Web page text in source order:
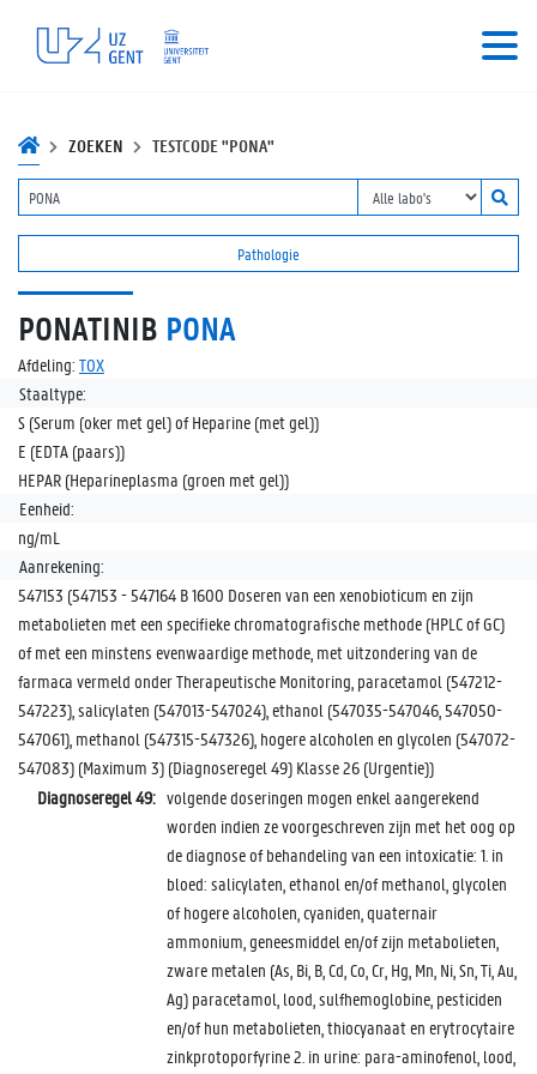
ZOEKEN TESTCODE "PONA"
Pathologie
PONATINIB PONA
Afdeling: TOX
Staaltype:
S (Serum (oker met gel) of Heparine (met gel))
E (EDTA (paars))
HEPAR (Heparineplasma (groen met gel))
Eenheid:
ng/mL
Aanrekening:
547153 (547153 - 547164 B 1600 Doseren van een xenobioticum en zijn
metabolieten met een specifieke chromatografische methode (HPLC of GC)
of met een minstens evenwaardige methode, met uitzondering van de
farmaca vermeld onder Therapeutische Monitoring, paracetamol (547212-
547223), salicylaten (547013-547024), ethanol (547035-547046, 547050-
547061), methanol (547315-547326), hogere alcoholen en glycolen (547072-
547083) (Maximum 3) (Diagnoseregel 49) Klasse 26 (Urgentie))
Diagnoseregel 49: volgende doseringen mogen enkel aangerekend
worden indien ze voorgeschreven zijn met het oog op
de diagnose of behandeling van een intoxicatie: 1. in
bloed: salicylaten, ethanol en/of methanol, glycolen
of hogere alcoholen, cyaniden, quaternair
ammonium, geneesmiddel en/of zijn metabolieten,
zware metalen (As, Bi, B, Cd, Co, Cr, Hg, Mn, Ni, Sn, Ti, Au,
Ag) paracetamol, lood, sulfhemoglobine, pesticiden
en/of hun metabolieten, thiocyanaat en erytrocytaire
zinkprotoporfyrine 2. in urine: para-aminofenol, lood,